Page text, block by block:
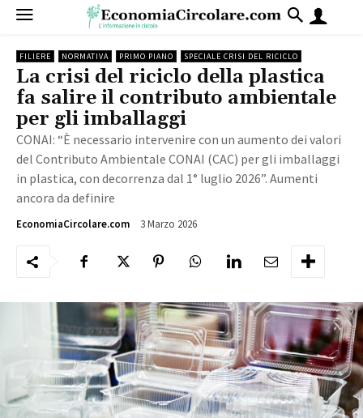
FILIERE NORMATIVA PRIMO PIANO SPECIALE CRISI DEL RICICLO
La crisi del riciclo della plastica
fa salire il contributo ambientale
per gli imballaggi
CONAI: “È necessario intervenire con un aumento dei valori
del Contributo Ambientale CONAI (CAC) per gli imballaggi
in plastica, con decorrenza dal 1° luglio 2026”. Aumenti
ancora da definire
EconomiaCircolare.com 3 Marzo 2026